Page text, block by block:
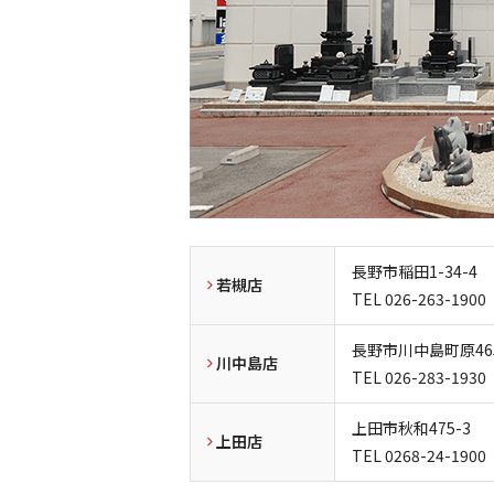
若槻店
長野市稲田1-34-4
TEL 026-263-1900
川中島店
長野市川中島町原
TEL 026-283-1930
上田店
上田市秋和475-3
TEL 0268-24-1900